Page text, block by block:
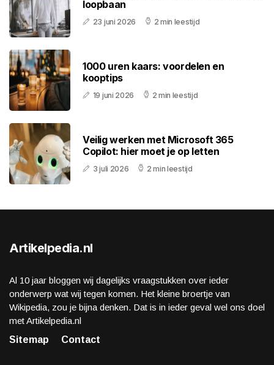
loopbaan
23 juni 2026 2 min leestijd
1000 uren kaars: voordelen en
kooptips
19 juni 2026 2 min leestijd
Veilig werken met Microsoft 365
Copilot: hier moet je op letten
3 juli 2026 2 min leestijd
Artikelpedia.nl
Al 10 jaar bloggen wij dagelijks vraagstukken over ieder
onderwerp wat wij tegen komen. Het kleine broertje van
Wikipedia, zou je bijna denken. Dat is in ieder geval wel ons doel
met Artikelpedia.nl
Sitemap
Contact